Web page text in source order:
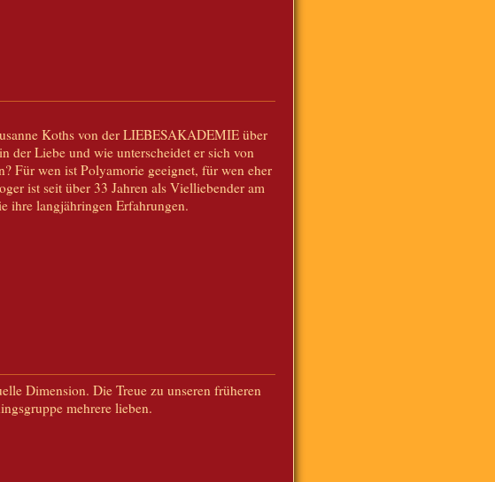
Koths von der LIEBESAKADEMIE über
der Liebe und wie unterscheidet er sich von
Für wen ist Polyamorie geeignet, für wen eher
ist seit über 33 Jahren als Vielliebender am
ihre langjähringen Erfahrungen.
Dimension. Die Treue zu unseren früheren
mehrere lieben.